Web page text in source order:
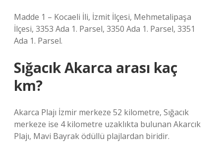
Madde 1 – Kocaeli İli, İzmit İlçesi, Mehmetalipaşa
İlçesi, 3353 Ada 1. Parsel, 3350 Ada 1. Parsel, 3351
Ada 1. Parsel.
Sığacık Akarca arası kaç
km?
Akarca Plajı İzmir merkeze 52 kilometre, Sığacık
merkeze ise 4 kilometre uzaklıkta bulunan Akarcık
Plajı, Mavi Bayrak ödüllü plajlardan biridir.